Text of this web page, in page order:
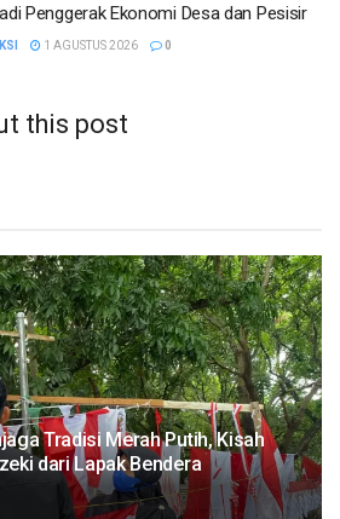
Penggerak Ekonomi Desa dan Pesisir
1 AGUSTUS 2026 0
this post
Tradisi Merah Putih, Kisah
dari Lapak Bendera